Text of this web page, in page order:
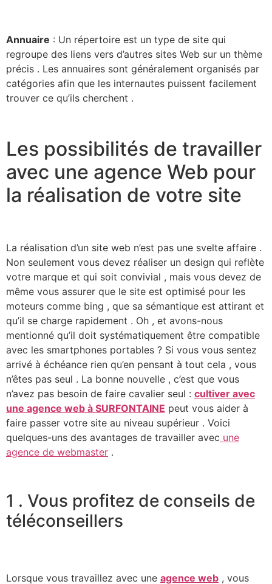
Annuaire : Un répertoire est un type de site qui
regroupe des liens vers d’autres sites Web sur un thème
précis . Les annuaires sont généralement organisés par
catégories afin que les internautes puissent facilement
trouver ce qu’ils cherchent .
Les possibilités de travailler
avec une agence Web pour
la réalisation de votre site
La réalisation d’un site web n’est pas une svelte affaire .
Non seulement vous devez réaliser un design qui reflète
votre marque et qui soit convivial , mais vous devez de
même vous assurer que le site est optimisé pour les
moteurs comme bing , que sa sémantique est attirant et
qu’il se charge rapidement . Oh , et avons-nous
mentionné qu’il doit systématiquement être compatible
avec les smartphones portables ? Si vous vous sentez
arrivé à échéance rien qu’en pensant à tout cela , vous
n’êtes pas seul . La bonne nouvelle , c’est que vous
n’avez pas besoin de faire cavalier seul : cultiver avec
une agence web à SURFONTAINE peut vous aider à
faire passer votre site au niveau supérieur . Voici
quelques-uns des avantages de travailler avec une
agence de webmaster .
1 . Vous profitez de conseils de
téléconseillers
Lorsque vous travaillez avec une agence web , vous